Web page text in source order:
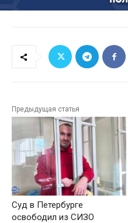
Предыдущая статья
Суд в Петербурге
освободил из СИЗО